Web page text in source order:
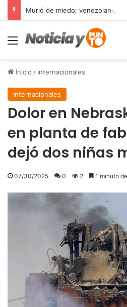
Menú
Inicio / Internacionales
Internacionales
Dolor en
en planta de
dejó dos niñas
07/30/2025 0 2 1 minuto